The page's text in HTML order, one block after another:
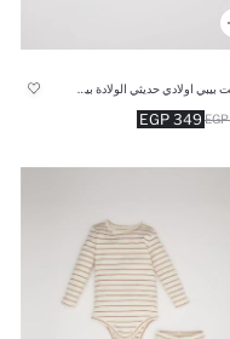
349 EGP